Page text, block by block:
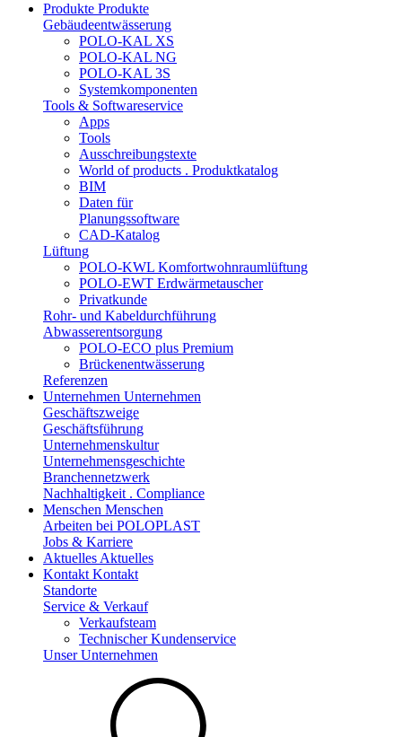
Produkte Produkte
Gebäudeentwässerung
POLO-KAL XS
POLO-KAL NG
POLO-KAL 3S
Systemkomponenten
Tools & Softwareservice
Apps
Tools
Ausschreibungstexte
World of products . Produktkatalog
BIM
Daten für
Planungssoftware
CAD-Katalog
Lüftung
POLO-KWL Komfortwohnraumlüftung
POLO-EWT Erdwärmetauscher
Privatkunde
Rohr- und Kabeldurchführung
Abwasserentsorgung
POLO-ECO plus Premium
Brückenentwässerung
Referenzen
Unternehmen Unternehmen
Geschäftszweige
Geschäftsführung
Unternehmenskultur
Unternehmensgeschichte
Branchennetzwerk
Nachhaltigkeit . Compliance
Menschen Menschen
Arbeiten bei POLOPLAST
Jobs & Karriere
Aktuelles Aktuelles
Kontakt Kontakt
Standorte
Service & Verkauf
Verkaufsteam
Technischer Kundenservice
Unser Unternehmen